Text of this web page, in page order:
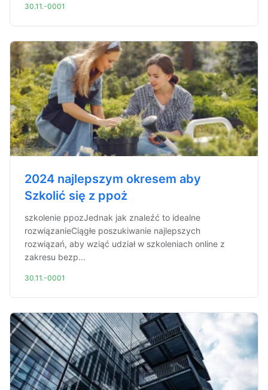
30.11.-0001
2024 najlepszym okresem aby
Szkolić się z ppoż
szkolenie ppozJednak jak znaleźć to idealne
rozwiązanieCiągłe poszukiwanie najlepszych
rozwiązań, aby wziąć udział w szkoleniach online z
zakresu bezp...
30.11.-0001